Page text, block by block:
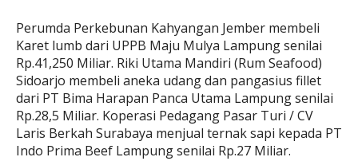
Perumda Perkebunan Kahyangan Jember membeli
Karet lumb dari UPPB Maju Mulya Lampung senilai
Rp.41,250 Miliar. Riki Utama Mandiri (Rum Seafood)
Sidoarjo membeli aneka udang dan pangasius fillet
dari PT Bima Harapan Panca Utama Lampung senilai
Rp.28,5 Miliar. Koperasi Pedagang Pasar Turi / CV
Laris Berkah Surabaya menjual ternak sapi kepada PT
Indo Prima Beef Lampung senilai Rp.27 Miliar.